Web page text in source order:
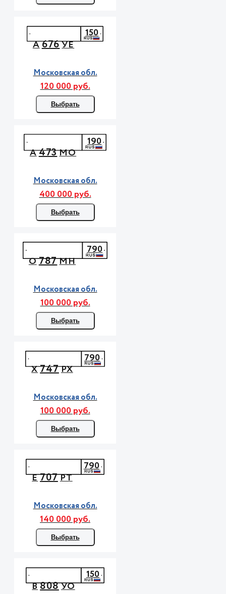
А676УЕ
150
Московская обл.
120 000 руб.
Выбрать
А473МО
190
Московская обл.
400 000 руб.
Выбрать
О787МН
790
Московская обл.
100 000 руб.
Выбрать
Х747РХ
790
Московская обл.
100 000 руб.
Выбрать
Е707РТ
790
Московская обл.
140 000 руб.
Выбрать
В808УО
150